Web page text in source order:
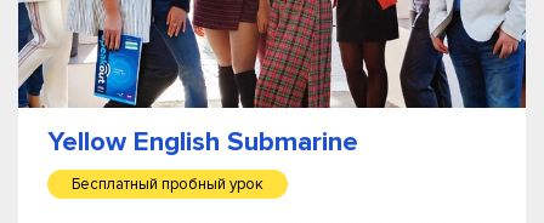
Yellow English Submarine
Бесплатный пробный урок